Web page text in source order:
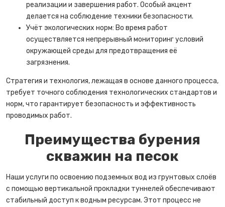
реализации и завершения работ. Особый акцент
делается на соблюдение техники безопасности.
Учёт экологических норм: Во время работ
осуществляется непрерывный мониторинг условий
окружающей среды для предотвращения её
загрязнения.
Стратегия и технология, лежащая в основе данного процесса,
требует точного соблюдения технологических стандартов и
норм, что гарантирует безопасность и эффективность
проводимых работ.
Преимущества бурения
скважин на песок
Наши услуги по освоению подземных вод из грунтовых слоёв
с помощью вертикальной прокладки туннелей обеспечивают
стабильный доступ к водным ресурсам. Этот процесс не